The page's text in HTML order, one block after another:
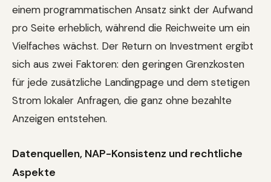
einem programmatischen Ansatz sinkt der Aufwand
pro Seite erheblich, während die Reichweite um ein
Vielfaches wächst. Der Return on Investment ergibt
sich aus zwei Faktoren: den geringen Grenzkosten
für jede zusätzliche Landingpage und dem stetigen
Strom lokaler Anfragen, die ganz ohne bezahlte
Anzeigen entstehen.
Datenquellen, NAP-Konsistenz und rechtliche
Aspekte